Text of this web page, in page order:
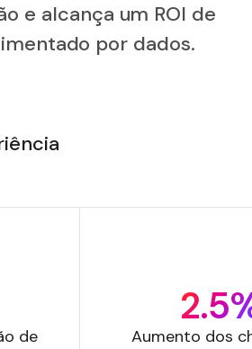
e alcança um ROI de
por dados.
de
Aumento dos